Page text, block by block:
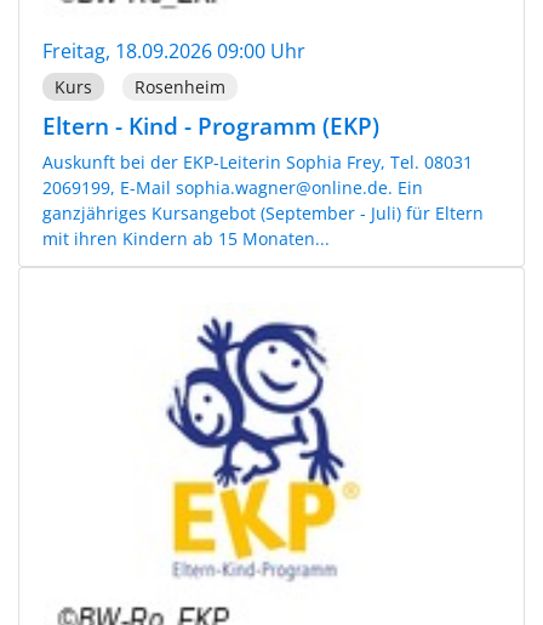
Freitag, 18.09.2026 09:00 Uhr
Kurs Rosenheim
Eltern - Kind - Programm (EKP)
Auskunft bei der EKP-Leiterin Sophia Frey, Tel. 08031
2069199, E-Mail sophia.wagner@online.de. Ein
ganzjähriges Kursangebot (September - Juli) für Eltern
mit ihren Kindern ab 15 Monaten...